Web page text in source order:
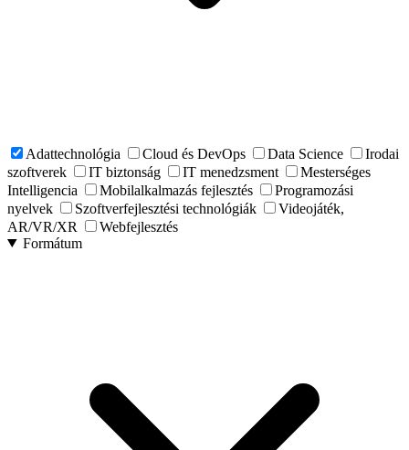
Adattechnológia Cloud és DevOps Data Science
Irodai
szoftverek
IT biztonság IT menedzsment
Mesterséges
Intelligencia
Mobilalkalmazás fejlesztés
Programozási
nyelvek
Szoftverfejlesztési technológiák
Videojáték,
AR/VR/XR
Webfejlesztés
Formátum